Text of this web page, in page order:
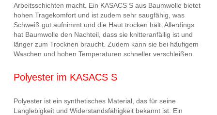
Arbeitsschichten macht. Ein KASACS S aus Baumwolle bietet
hohen Tragekomfort und ist zudem sehr saugfähig, was
Schweiß gut aufnimmt und die Haut trocken hält. Allerdings
hat Baumwolle den Nachteil, dass sie knitteranfällig ist und
länger zum Trocknen braucht. Zudem kann sie bei häufigem
Waschen und hohen Temperaturen schneller verschleißen.
Polyester im KASACS S
Polyester ist ein synthetisches Material, das für seine
Langlebigkeit und Widerstandsfähigkeit bekannt ist. Ein